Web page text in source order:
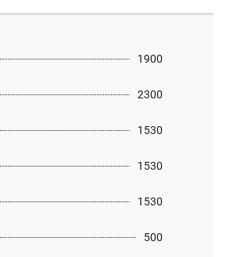
1900
2300
1530
1530
1530
500